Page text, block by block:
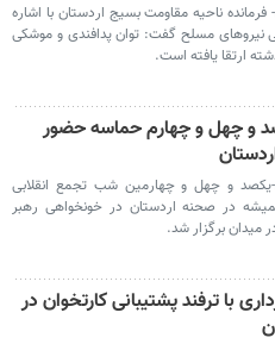
فرمانده ناحیه مقاومت بسیج اردستان با اشاره
نیروهای مسلح گفت: توان پدافندی و موشکی
ارتقا یافته است‌.
و چهل و چهارم حماسه حضور
یکصد و چهل و چهارمین شب تجمع انقلابی
در صحنه اردستان در خونخواهی رهبر
میدان برگزار شد.
با ترفند پشتیبانی کارتخوان در